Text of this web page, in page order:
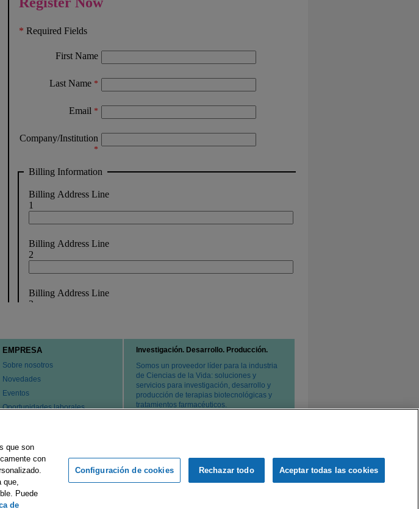
EMPRESA
Sobre nosotros
Novedades
Eventos
Oportunidades laborales
Investigación. Desarrollo. Producción.
Somos un proveedor líder para la industria
de Ciencias de la Vida: soluciones y
servicios para investigación, desarrollo y
producción de terapias biotecnológicas y
tratamientos farmacéuticos.
Condiciones de uso Declaración de privacidad Condiciones de venta
que son
con
que,
Puede
de
Configuración de cookies Rechazar todo Aceptar todas las cookies